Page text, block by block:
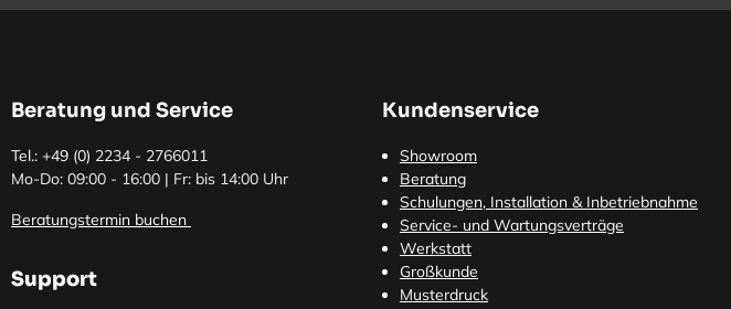
Beratung und Service
Tel.: +49 (0) 2234 - 2766011
Mo-Do: 09:00 - 16:00 | Fr: bis 14:00 Uhr
Beratungstermin buchen
Support
Kundenservice
Showroom
Beratung
Schulungen, Installation & Inbetriebnahme
Service- und Wartungsverträge
Werkstatt
Großkunde
Musterdruck